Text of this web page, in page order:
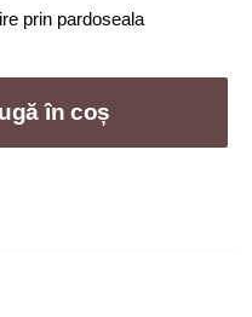
prin pardoseala
în coș